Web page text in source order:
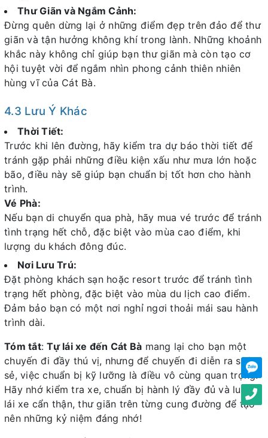
Thư Giãn và Ngắm Cảnh:
Đừng quên dừng lại ở những điểm đẹp trên đảo để thư
giãn và tận hưởng không khí trong lành. Những khoảnh
khắc này không chỉ giúp bạn thư giãn mà còn tạo cơ
hội tuyệt vời để ngắm nhìn phong cảnh thiên nhiên
hùng vĩ của Cát Bà.
4.3 Lưu Ý Khác
Thời Tiết:
Trước khi lên đường, hãy kiểm tra dự báo thời tiết để
tránh gặp phải những điều kiện xấu như mưa lớn hoặc
bão, điều này sẽ giúp bạn chuẩn bị tốt hơn cho hành
trình.
Vé Phà:
Nếu bạn di chuyển qua phà, hãy mua vé trước để tránh
tình trạng hết chỗ, đặc biệt vào mùa cao điểm, khi
lượng du khách đông đúc.
Nơi Lưu Trú:
Đặt phòng khách sạn hoặc resort trước để tránh tình
trạng hết phòng, đặc biệt vào mùa du lịch cao điểm.
Đảm bảo bạn có một nơi nghỉ ngơi thoải mái sau hành
trình dài.
Tóm tắt:Tự lái xe đến Cát Bà mang lại cho bạn một
chuyến đi đầy thú vị, nhưng để chuyến đi diễn ra suôn
sẻ, việc chuẩn bị kỹ lưỡng là điều vô cùng quan trọng.
Hãy nhớ kiểm tra xe, chuẩn bị hành lý đầy đủ và luôn
lái xe cẩn thận, thư giãn trên từng cung đường để tạo
nên những kỷ niệm đáng nhớ!